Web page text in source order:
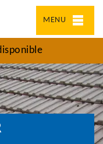
MENU